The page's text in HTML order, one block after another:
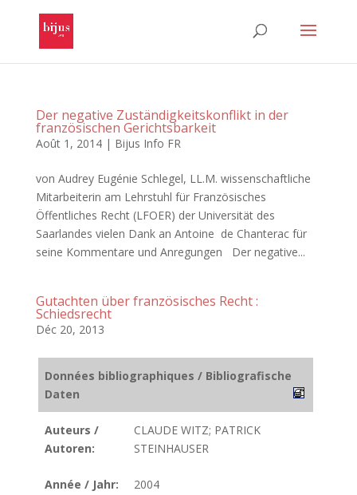
Der negative Zuständigkeitskonflikt in der
französischen Gerichtsbarkeit
Août 1, 2014| Bijus Info FR
von Audrey Eugénie Schlegel, LL.M. wissenschaftliche
Mitarbeiterin am Lehrstuhl für Französisches
Öffentliches Recht (LFOER) der Universität des
Saarlandes vielen Dank an Antoine de Chanterac für
seine Kommentare und Anregungen Der negative...
Gutachten über französisches Recht :
Schiedsrecht
Déc 20, 2013
Données bibliographiques / Bibliografische
Daten
Auteurs /
Autoren:
CLAUDE WITZ; PATRICK
STEINHAUSER
Année / Jahr: 2004